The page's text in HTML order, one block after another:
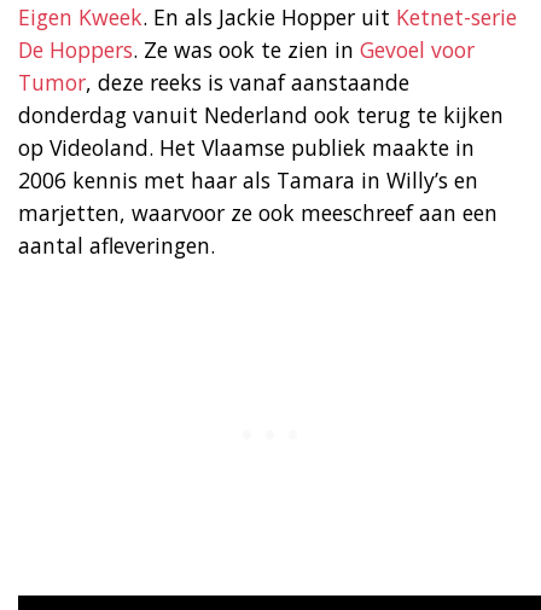
Eigen Kweek. En als Jackie Hopper uit Ketnet-serie
De Hoppers. Ze was ook te zien in Gevoel voor
Tumor, deze reeks is vanaf aanstaande
donderdag vanuit Nederland ook terug te kijken
op Videoland. Het Vlaamse publiek maakte in
2006 kennis met haar als Tamara in Willy’s en
marjetten, waarvoor ze ook meeschreef aan een
aantal afleveringen.